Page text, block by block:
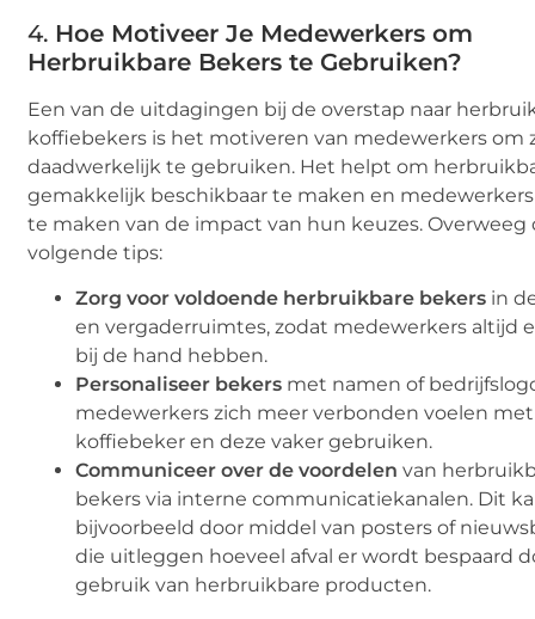
4. Hoe Motiveer Je Medewerkers om
Herbruikbare Bekers te Gebruiken?
Een van de uitdagingen bij de overstap naar
koffiebekers is het motiveren van medewerkers om
daadwerkelijk te gebruiken. Het helpt om
gemakkelijk beschikbaar te maken en
te maken van de impact van hun keuzes. Overweeg
volgende tips:
Zorg voor voldoende herbruikbare bekers in
en vergaderruimtes, zodat medewerkers altijd
bij de hand hebben.
Personaliseer bekers met namen of
medewerkers zich meer verbonden voelen
koffiebeker en deze vaker gebruiken.
Communiceer over de voordelen van
bekers via interne communicatiekanalen. Dit
bijvoorbeeld door middel van posters of
die uitleggen hoeveel afval er wordt bespaard
gebruik van herbruikbare producten.